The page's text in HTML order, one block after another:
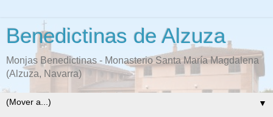
Benedictinas de Alzuza
Monjas Benedictinas - Monasterio Santa María Magdalena
(Alzuza, Navarra)
▼